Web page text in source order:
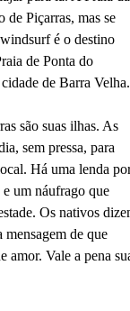
de Piçarras, mas se
é o destino
de Ponta do
de Barra Velha.
são suas ilhas. As
sem pressa, para
Há uma lenda
e um náufrago que
Os nativos
mensagem de que
amor. Vale a pena